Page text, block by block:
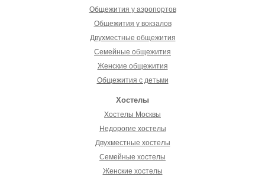
Общежития у аэропортов
Общежития у вокзалов
Двухместные общежития
Семейные общежития
Женские общежития
Общежития с детьми
Хостелы
Хостелы Москвы
Недорогие хостелы
Двухместные хостелы
Семейные хостелы
Женские хостелы